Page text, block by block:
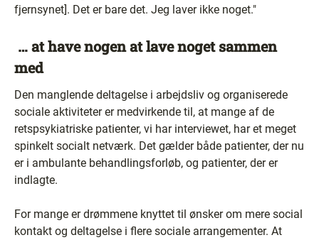
fjernsynet]. Det er bare det. Jeg laver ikke noget."
… at have nogen at lave noget sammen
med
Den manglende deltagelse i arbejdsliv og organiserede
sociale aktiviteter er medvirkende til, at mange af de
retspsykiatriske patienter, vi har interviewet, har et meget
spinkelt socialt netværk. Det gælder både patienter, der nu
er i ambulante behandlingsforløb, og patienter, der er
indlagte.
For mange er drømmene knyttet til ønsker om mere social
kontakt og deltagelse i flere sociale arrangementer. At